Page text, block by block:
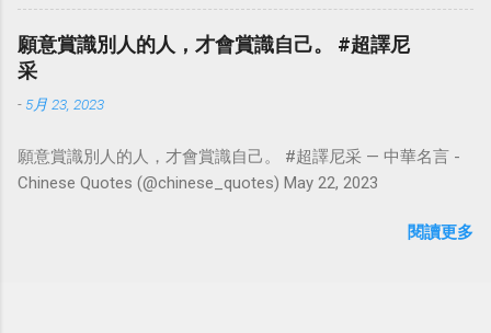
願意賞識別人的人，才會賞識自己。 #超譯尼
采
- 5月 23, 2023
願意賞識別人的人，才會賞識自己。 #超譯尼采 — 中華名言 -
Chinese Quotes (@chinese_quotes) May 22, 2023
閱讀更多